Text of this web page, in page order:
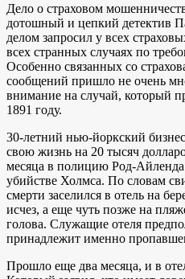
Дело о страховом
дотошный и цепкий детектив
делом запросил у всех
всех странных случаях по
Особенно связанных со
сообщений пришло не очень
внимание на случай, который
1891 году.
30-летний нью-йоркский
свою жизнь на 20 тысяч
месяца в полицию Род-
убийстве Холмса. По словам
смерти заселился в отель на
исчез, а еще чуть позже на
голова. Служащие отеля
принадлежит именно
Прошло еще два месяца, и в